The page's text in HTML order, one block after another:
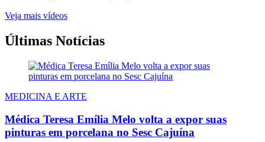
Veja mais vídeos
Últimas Notícias
MEDICINA E ARTE
Médica Teresa Emília Melo volta a expor suas
pinturas em porcelana no Sesc Cajuína